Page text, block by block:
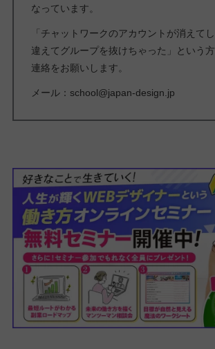
なっています。
「チャットワークのアカウントが消えて
違えてグループを抜けちゃった」という
連絡をお願いします。
メール：school@japan-design.jp